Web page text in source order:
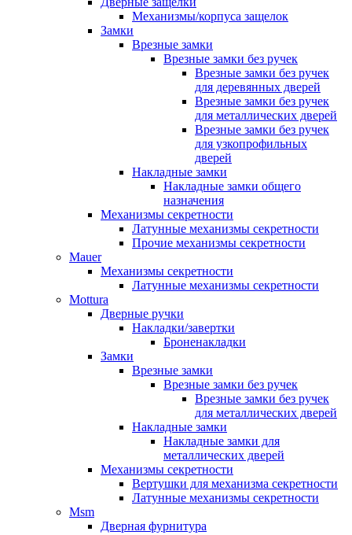
Механизмы/корпуса защелок
Замки
Врезные замки
Врезные замки без ручек
Врезные замки без ручек
для деревянных дверей
Врезные замки без ручек
для металлических дверей
Врезные замки без ручек
для узкопрофильных
дверей
Накладные замки
Накладные замки общего
назначения
Механизмы секретности
Латунные механизмы секретности
Прочие механизмы секретности
Mauer
Механизмы секретности
Латунные механизмы секретности
Mottura
Дверные ручки
Накладки/завертки
Броненакладки
Замки
Врезные замки
Врезные замки без ручек
Врезные замки без ручек
для металлических дверей
Накладные замки
Накладные замки для
металлических дверей
Механизмы секретности
Вертушки для механизма секретности
Латунные механизмы секретности
Msm
Дверная фурнитура